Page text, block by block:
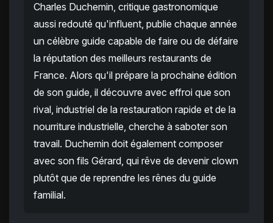
Charles Duchemin, critique gastronomique
aussi redouté qu'influent, publie chaque année
un célèbre guide capable de faire ou de défaire
la réputation des meilleurs restaurants de
France. Alors qu'il prépare la prochaine édition
de son guide, il découvre avec effroi que son
rival, industriel de la restauration rapide et de la
nourriture industrielle, cherche à saboter son
travail. Duchemin doit également composer
avec son fils Gérard, qui rêve de devenir clown
plutôt que de reprendre les rênes du guide
familial.